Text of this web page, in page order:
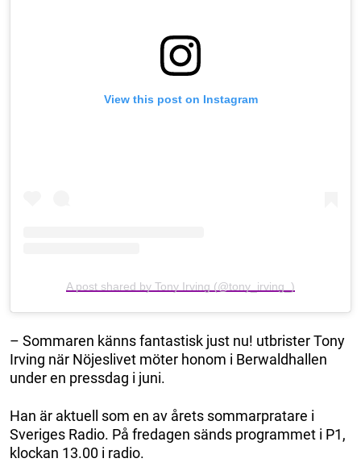
View this post on Instagram
A post shared by Tony Irving (@tony_irving_)
– Sommaren känns fantastisk just nu! utbrister Tony
Irving när Nöjeslivet möter honom i Berwaldhallen
under en pressdag i juni.
Han är aktuell som en av årets sommarpratare i
Sveriges Radio. På fredagen sänds programmet i P1,
klockan 13.00 i radio.